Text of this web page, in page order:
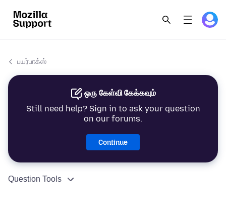
பயர்பாக்ஸ்
ஒரு கேள்வி கேக்கவும்
Still need help? Sign in to ask your question
on our forums.
Continue
Question Tools